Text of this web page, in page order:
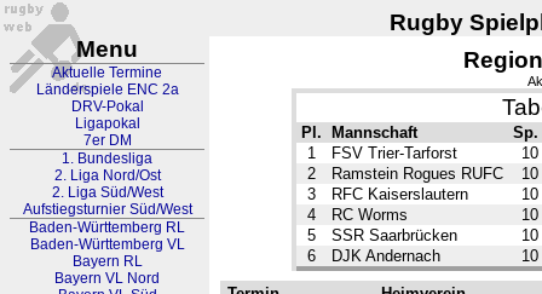
Rugby
Menu
Aktuelle Termine
Länderspiele ENC 2a
DRV-Pokal
Ligapokal
7er DM
1. Bundesliga
2. Liga Nord/Ost
2. Liga Süd/West
Aufstiegsturnier Süd/West
Baden-Württemberg RL
Baden-Württemberg VL
Bayern RL
Bayern VL Nord
Pl. Mannschaft
Sp.
1
FSV Trier-Tarforst
10
2
Ramstein Rogues RUFC
10
3
RFC Kaiserslautern
10
4
RC Worms
10
5
SSR Saarbrücken
10
6
DJK Andernach 10